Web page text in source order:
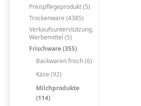
Preispflegeprodukt (5)
Trockenware (4385)
Verkaufsunterstützung,
Werbemittel (5)
Frischware (355)
Backwaren frisch (6)
Käse (92)
Milchprodukte
(114)